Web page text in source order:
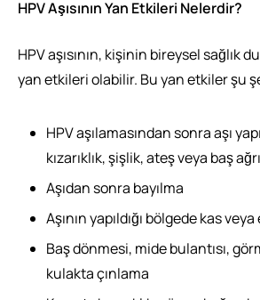
HPV Aşısının Yan Etkileri Nelerdir?
HPV aşısının, kişinin bireysel sağlık
yan etkileri olabilir. Bu yan etkiler şu
HPV aşılamasından sonra aşı
kızarıklık, şişlik, ateş veya baş
Aşıdan sonra bayılma
Aşının yapıldığı bölgede kas veya
Baş dönmesi, mide bulantısı,
kulakta çınlama